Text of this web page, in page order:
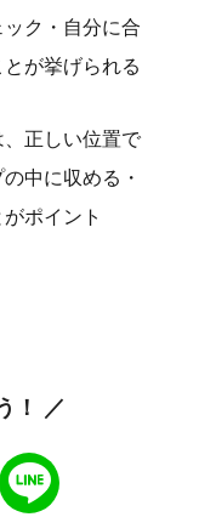
ク・自分に合
が挙げられる
正しい位置で
中に収める・
ポイント
！ ／